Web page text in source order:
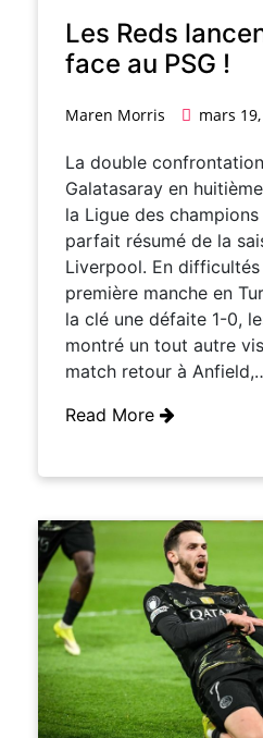
Les Reds
face au PSG !
Maren Morris mars
La double
Galatasaray en
la Ligue des
parfait résumé de la
Liverpool. En
première manche en
la clé une défaite 1-0,
montré un tout autre
match retour à
Read More